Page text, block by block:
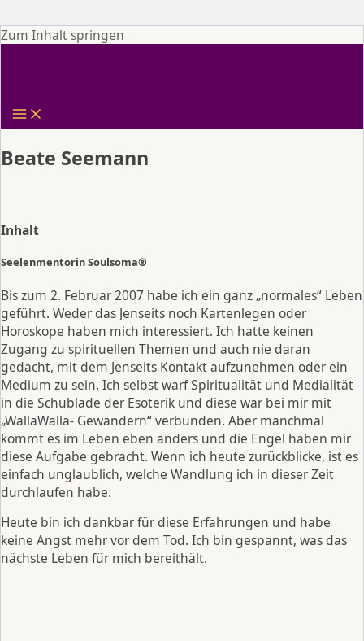
Zum Inhalt springen
Beate Seemann
Inhalt
Seelenmentorin Soulsoma®
Bis zum 2. Februar 2007 habe ich ein ganz „normales“ Leben
geführt. Weder das Jenseits noch Kartenlegen oder
Horoskope haben mich interessiert. Ich hatte keinen
Zugang zu spirituellen Themen und auch nie daran
gedacht, mit dem Jenseits Kontakt aufzunehmen oder ein
Medium zu sein. Ich selbst warf Spiritualität und Medialität
in die Schublade der Esoterik und diese war bei mir mit
„WallaWalla- Gewändern“ verbunden. Aber manchmal
kommt es im Leben eben anders und die Engel haben mir
diese Aufgabe gebracht. Wenn ich heute zurückblicke, ist es
einfach unglaublich, welche Wandlung ich in dieser Zeit
durchlaufen habe.
Heute bin ich dankbar für diese Erfahrungen und habe
keine Angst mehr vor dem Tod. Ich bin gespannt, was das
nächste Leben für mich bereithält.